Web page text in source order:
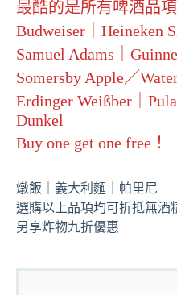
最酷的是所有啤酒品
Budweiser｜Heineken
Samuel Adams｜
Somersby Apple／
Erdinger Weißber｜
Dunkel
Buy one get one free！
燉飯｜義大利麵｜帕里尼
選購以上品項均可折抵無酒
另享炸物九折優惠